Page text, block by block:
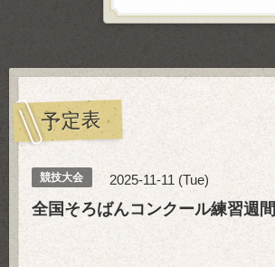
予定表
競技大会 2025-11-11 (Tue)
全国そろばんコンクール練習週間